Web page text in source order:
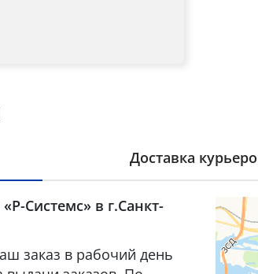
Доставка
Системс» в г.Санкт-
заказ в рабочий день